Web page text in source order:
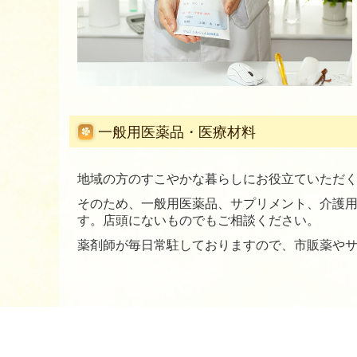
一般用医薬品・医療材料
地域の方のすこやかな暮らしにお役立ていただ
そのため、一般用医薬品、サプリメント、介護
す。店頭にないものでもご相談ください。
薬剤師が毎日常駐しておりますので、市販薬や